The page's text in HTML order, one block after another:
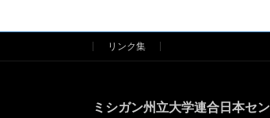
リンク集
ミシガン州立大学連合日本セ